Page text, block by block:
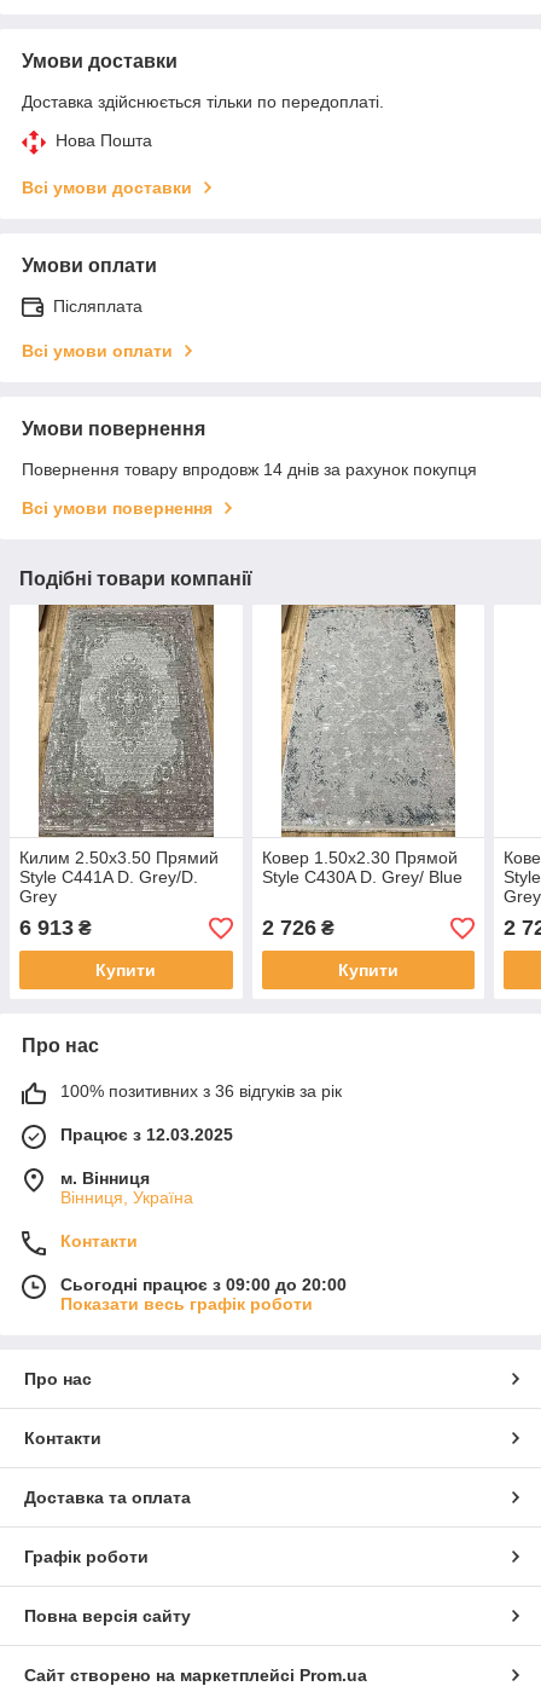
Умови доставки
Доставка здійснюється тільки по передоплаті.
Нова Пошта
Всі умови доставки
Умови оплати
Післяплата
Всі умови оплати
Умови повернення
Повернення товару впродовж 14 днів за рахунок покупця
Всі умови повернення
Подібні товари компанії
Килим 2.50х3.50 Прямий
Style C441A D. Grey/D.
Grey
6 913 ₴
Купити
Ковер 1.50х2.30 Прямой
Style C430A D. Grey/ Blue
2 726₴
Купити
Grey
2
Про нас
100% позитивних з 36 відгуків за рік
Працює з 12.03.2025
м. Вінниця
Вінниця, Україна
Контакти
Сьогодні працює з 09:00 до 20:00
Показати весь графік роботи
Про нас
Контакти
Доставка та оплата
Графік роботи
Повна версія сайту
Сайт створено на маркетплейсі Prom.ua